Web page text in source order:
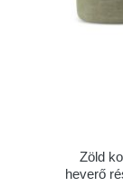
Zöld
heverő